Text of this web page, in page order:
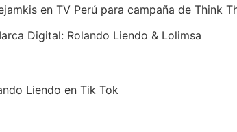
en TV Perú para campaña de Think
Digital: Rolando Liendo & Lolimsa
Liendo en Tik Tok